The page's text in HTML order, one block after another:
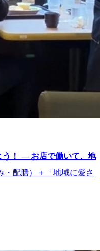
う！ ― お店で働いて、地
・配膳）＋「地域に愛さ